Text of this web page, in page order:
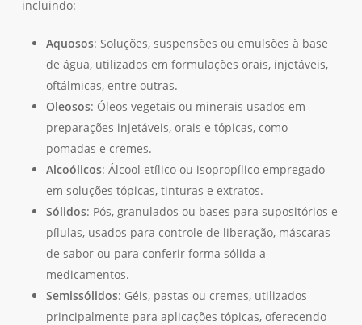
incluindo:
Aquosos: Soluções, suspensões ou emulsões à base
de água, utilizados em formulações orais, injetáveis,
oftálmicas, entre outras.
Oleosos: Óleos vegetais ou minerais usados em
preparações injetáveis, orais e tópicas, como
pomadas e cremes.
Alcoólicos: Álcool etílico ou isopropílico empregado
em soluções tópicas, tinturas e extratos.
Sólidos: Pós, granulados ou bases para supositórios e
pílulas, usados para controle de liberação, máscaras
de sabor ou para conferir forma sólida a
medicamentos.
Semissólidos: Géis, pastas ou cremes, utilizados
principalmente para aplicações tópicas, oferecendo